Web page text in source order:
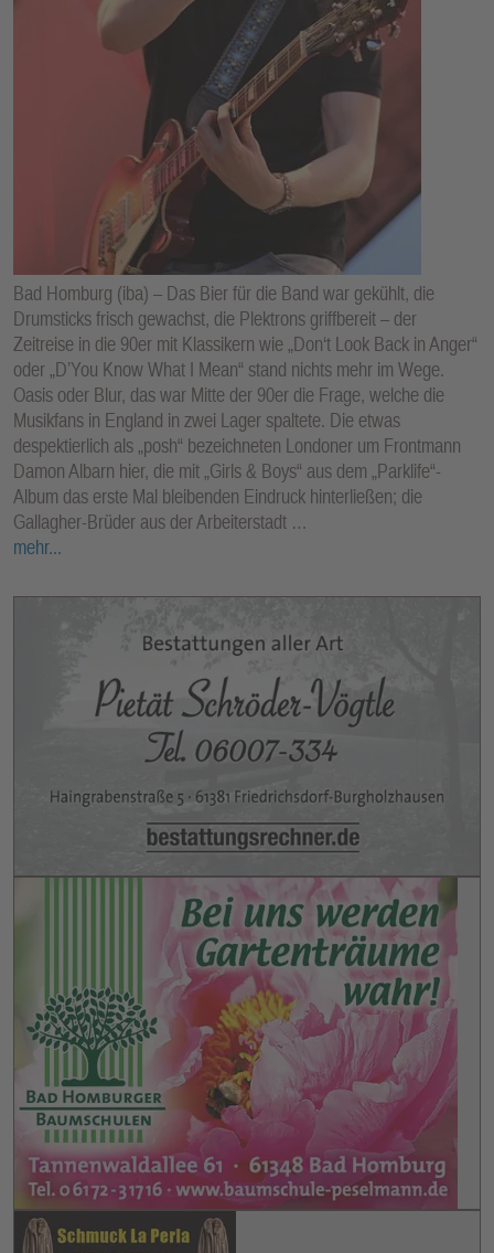
Bad Homburg (iba) – Das Bier für die Band war gekühlt, die
Drumsticks frisch gewachst, die Plektrons griffbereit – der
Zeitreise in die 90er mit Klassikern wie „Don‘t Look Back in Anger“
oder „D’You Know What I Mean“ stand nichts mehr im Wege.
Oasis oder Blur, das war Mitte der 90er die Frage, welche die
Musikfans in England in zwei Lager spaltete. Die etwas
despektierlich als „posh“ bezeichneten Londoner um Frontmann
Damon Albarn hier, die mit „Girls & Boys“ aus dem „Parklife“-
Album das erste Mal bleibenden Eindruck hinterließen; die
Gallagher-Brüder aus der Arbeiterstadt …
mehr...